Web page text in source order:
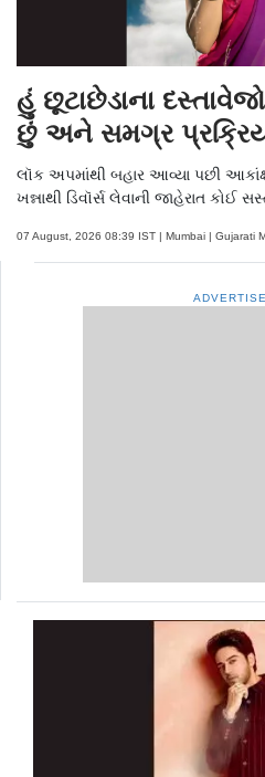
હું છૂટાછેડાના
છું અને સમગ્ર
લૉક અપમાંથી બહાર આવ્યા પછી
ખન્નાથી ડિવૉર્સ લેવાની જાહેરાત કોઈ
07 August, 2026 08:39 IST | Mumbai | Gujarati